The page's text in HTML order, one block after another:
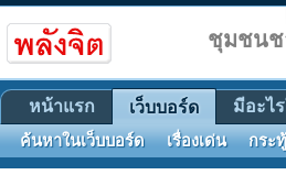
ชุมชนช
หน้าแรก เว็บบอร์ด
ค้นหาในเว็บบอร์ด เรื่องเด่น กระ
มีอะไ